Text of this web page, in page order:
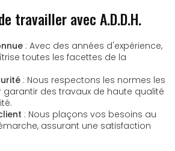
travailler avec A.D.D.H.
: Avec des années d'expérience,
toutes les facettes de la
: Nous respectons les normes les
garantir des travaux de haute qualité
: Nous plaçons vos besoins au
assurant une satisfaction